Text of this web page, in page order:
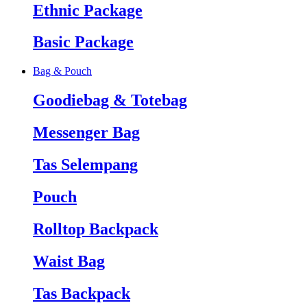
Ethnic Package
Basic Package
Bag & Pouch
Goodiebag & Totebag
Messenger Bag
Tas Selempang
Pouch
Rolltop Backpack
Waist Bag
Tas Backpack